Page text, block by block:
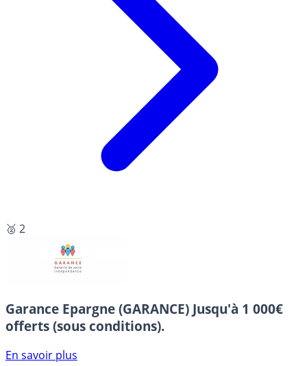
🥈 2
Garance Epargne (GARANCE) Jusqu'à 1 000€
offerts (sous conditions).
En savoir plus